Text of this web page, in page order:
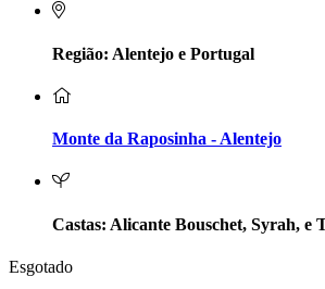
Pontual - Alentejo
Região: Alentejo e Portugal
Monte da Raposinha - Alentejo
Castas: Alicante Bouschet, Syrah, e
Esgotado